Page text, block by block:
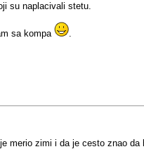
su naplacivali stetu.
sa kompa .
merio zimi i da je cesto znao da